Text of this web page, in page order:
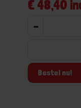
€ 48,40
-
Bestel nu!